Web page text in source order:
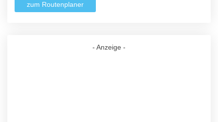
zum Routenplaner
- Anzeige -